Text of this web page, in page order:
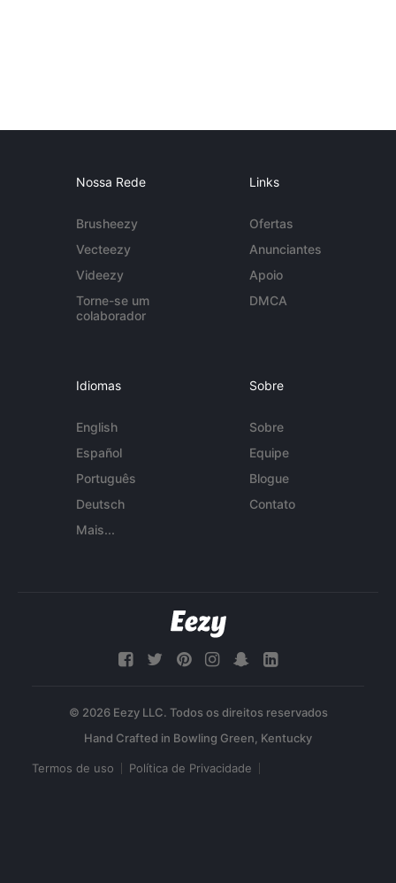
Nossa Rede
Brusheezy
Vecteezy
Videezy
Torne-se um
colaborador
Links
Ofertas
Anunciantes
Apoio
DMCA
Idiomas
English
Español
Português
Deutsch
Mais...
Sobre
Sobre
Equipe
Blogue
Contato
© 2026 Eezy LLC. Todos os direitos reservados
Termos de uso Política de Privacidade